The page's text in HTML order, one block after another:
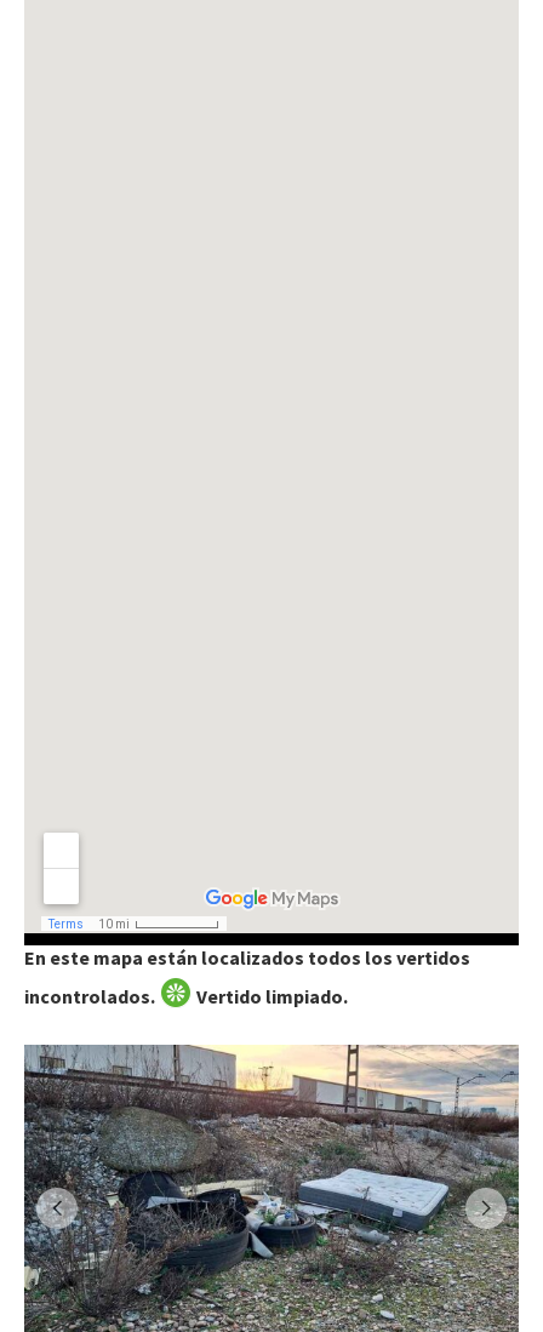
En este mapa están localizados todos los vertidos
incontrolados.
Vertido limpiado.